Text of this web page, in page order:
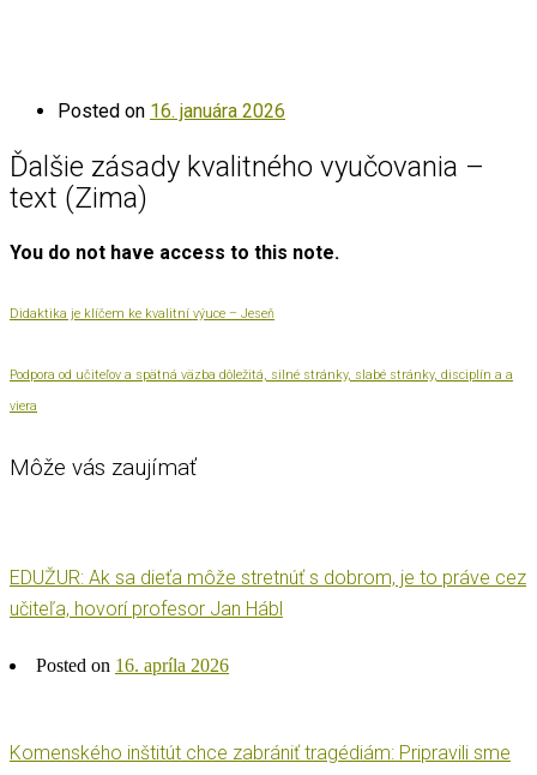
Posted on 16. januára 2026
Ďalšie zásady kvalitného vyučovania –
text (Zima)
You do not have access to this note.
Didaktika je klíčem ke kvalitní výuce – Jeseň
Podpora od učiteľov a spätná väzba dôležitá, silné stránky, slabé stránky, disciplín a a
viera
Môže vás zaujímať
EDUŽUR: Ak sa dieťa môže stretnúť s dobrom, je to práve cez
učiteľa, hovorí profesor Jan Hábl
Posted on 16. apríla 2026
Komenského inštitút chce zabrániť tragédiám: Pripravili sme